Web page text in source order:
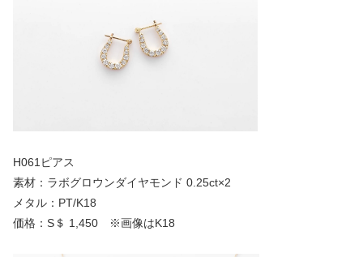
H061ピアス
素材：ラボグロウンダイヤモンド 0.25ct×2
メタル：PT/K18
価格：S＄ 1,450 ※画像はK18